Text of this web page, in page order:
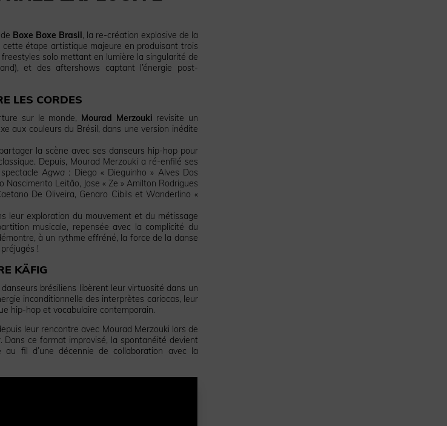
Boxe Boxe Brasil, la re-création explosive de la
cette étape artistique majeure en produisant trois
solo mettant en lumière la singularité de
et des aftershows captant l’énergie post-
LES CORDES
sur le monde, Mourad Merzouki revisite un
aux couleurs du Brésil, dans une version inédite
la scène avec ses danseurs hip-hop pour
Depuis, Mourad Merzouki a ré-enfilé ses
spectacleAgwa : Diego « Dieguinho » Alves Dos
Leitão, Jose « Ze » Amilton Rodrigues
De Oliveira, Genaro Cibils et Wanderlino «
leur exploration du mouvement et du métissage
musicale, repensée avec la complicité du
à un rythme effréné, la force de la danse
!
KÄFIG
brésiliens libèrent leur virtuosité dans un
inconditionnelle des interprètes cariocas, leur
hip-hop et vocabulaire contemporain.
leur rencontre avec Mourad Merzouki lors de
Dans ce format improvisé, la spontanéité devient
fil d’une décennie de collaboration avec la